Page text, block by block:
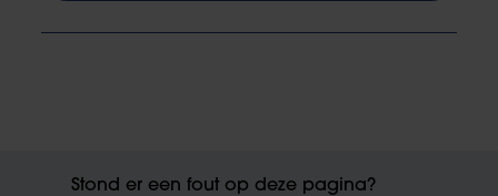
Stond er een fout op deze pagina?